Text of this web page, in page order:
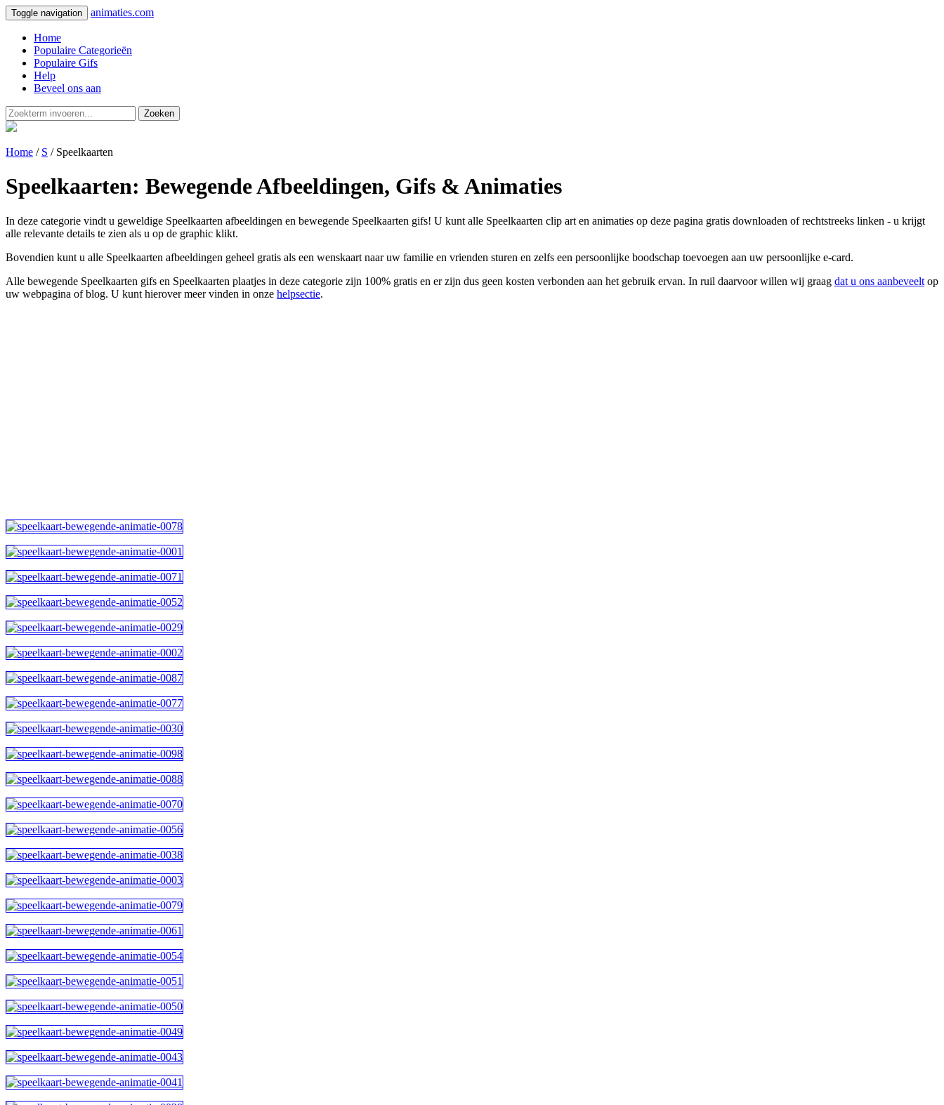
Toggle navigation animaties.com
Home
Populaire Categorieën
Populaire Gifs
Help
Beveel ons aan
Zoeken
Home / S / Speelkaarten
Speelkaarten: Bewegende Afbeeldingen, Gifs & Animaties
In deze categorie vindt u geweldige Speelkaarten afbeeldingen en bewegende Speelkaarten gifs! U kunt alle Speelkaarten clip art en animaties op deze pagina gratis downloaden of rechtstreeks linken - u krijgt
alle relevante details te zien als u op de graphic klikt.
Bovendien kunt u alle Speelkaarten afbeeldingen geheel gratis als een wenskaart naar uw familie en vrienden sturen en zelfs een persoonlijke boodschap toevoegen aan uw persoonlijke e-card.
Alle bewegende Speelkaarten gifs en Speelkaarten plaatjes in deze categorie zijn 100% gratis en er zijn dus geen kosten verbonden aan het gebruik ervan. In ruil daarvoor willen wij graag dat u ons aanbeveelt op
uw webpagina of blog. U kunt hierover meer vinden in onze helpsectie.